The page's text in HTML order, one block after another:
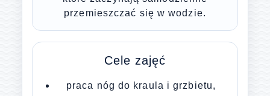
przemieszczać się w wodzie.
Cele zajęć
praca nóg do kraula i grzbietu,